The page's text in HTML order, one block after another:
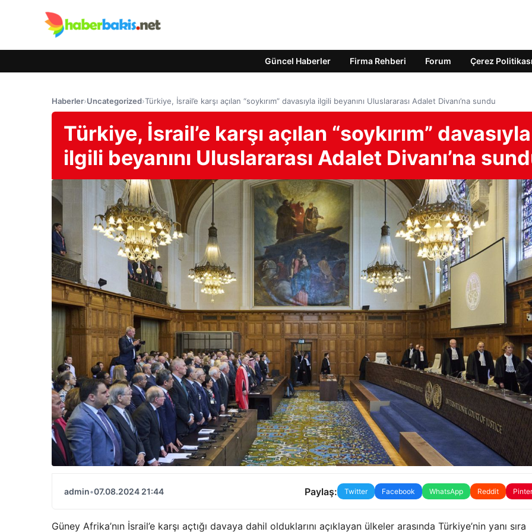
Güncel Haberler Firma Rehberi Forum Çerez Politikası
Haberler›Uncategorized›Türkiye, İsrail’e karşı açılan “soykırım” davasıyla ilgili beyanını Uluslararası Adalet Divanı’na sundu
Türkiye, İsrail’e karşı açılan “soykırım” davasıyla
ilgili beyanını Uluslararası Adalet Divanı’na
admin•07.08.2024 21:44 Paylaş: Twitter Facebook WhatsApp Reddit
Güney Afrika’nın İsrail’e karşı açtığı davaya dahil olduklarını açıklayan ülkeler arasında Türkiye’nin yanı sıra